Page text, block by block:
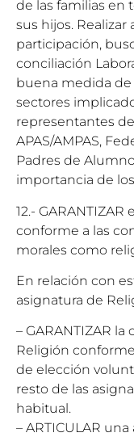
de las familias en
sus hijos.
participación,
conciliación
buena medida
sectores
representantes
APAS/AMPAS,
Padres de
importancia de
12.-
conforme a las
morales como
En relación con
asignatura de
– GARANTIZAR
Religión
de elección
resto de las
habitual.
– ARTICULAR